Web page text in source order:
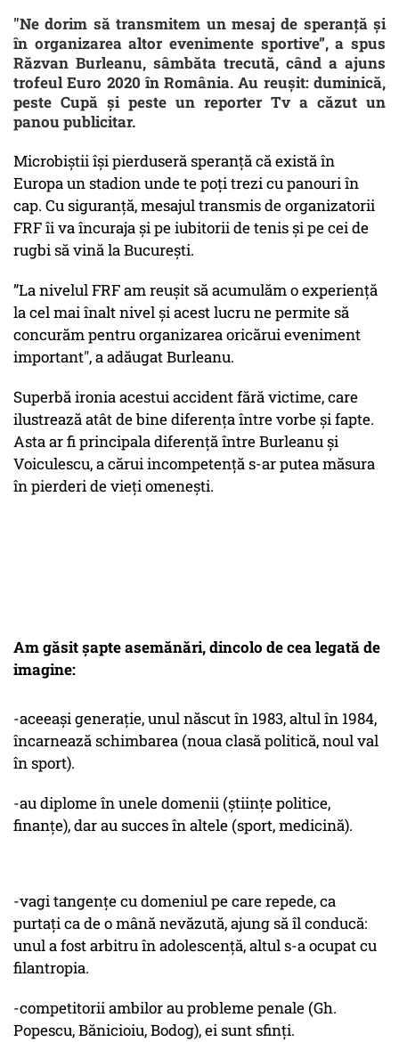
"Ne dorim să transmitem un mesaj de speranţă şi
în organizarea altor evenimente sportive”, a spus
Răzvan Burleanu, sâmbăta trecută, când a ajuns
trofeul Euro 2020 în România. Au reușit: duminică,
peste Cupă și peste un reporter Tv a căzut un
panou publicitar.
Microbiștii își pierduseră speranță că există în
Europa un stadion unde te poți trezi cu panouri în
cap. Cu siguranță, mesajul transmis de organizatorii
FRF îi va încuraja și pe iubitorii de tenis și pe cei de
rugbi să vină la București.
”La nivelul FRF am reușit să acumulăm o experiență
la cel mai înalt nivel și acest lucru ne permite să
concurăm pentru organizarea oricărui eveniment
important", a adăugat Burleanu.
Superbă ironia acestui accident fără victime, care
ilustrează atât de bine diferența între vorbe și fapte.
Asta ar fi principala diferență între Burleanu și
Voiculescu, a cărui incompetență s-ar putea măsura
în pierderi de vieți omenești.
Am găsit șapte asemănări, dincolo de cea legată de
imagine:
-aceeași generație, unul născut în 1983, altul în 1984,
încarnează schimbarea (noua clasă politică, noul val
în sport).
-au diplome în unele domenii (științe politice,
finanțe), dar au succes în altele (sport, medicină).
-vagi tangențe cu domeniul pe care repede, ca
purtați ca de o mână nevăzută, ajung să îl conducă:
unul a fost arbitru în adolescență, altul s-a ocupat cu
filantropia.
-competitorii ambilor au probleme penale (Gh.
Popescu, Bănicioiu, Bodog), ei sunt sfinți.